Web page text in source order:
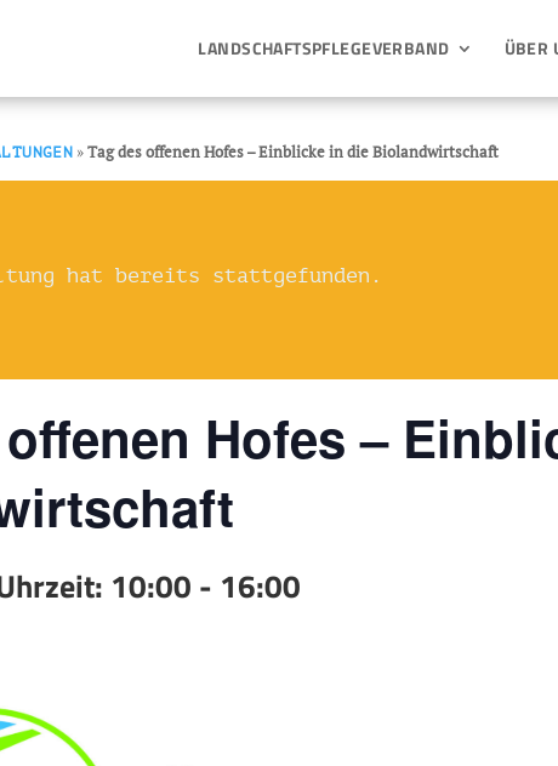
LANDSCHAFTSPFLEGEVERBAND ÜBER
»Tag des offenen Hofes – Einblicke in die Biolandwirtschaft
hat bereits stattgefunden.
Hofes –
10:00 - 16:00